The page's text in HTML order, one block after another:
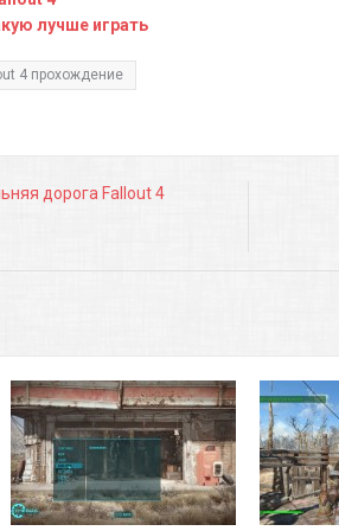
лучше играть
4 прохождение
дорога Fallout 4